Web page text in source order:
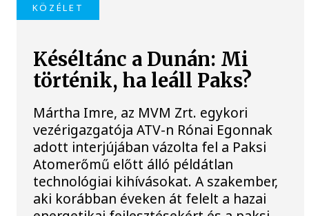
KÖZÉLET
Késéltánc a Dunán: Mi
történik, ha leáll Paks?
Mártha Imre, az MVM Zrt. egykori
vezérigazgatója ATV-n Rónai Egonnak
adott interjújában vázolta fel a Paksi
Atomerőmű előtt álló példátlan
technológiai kihívásokat. A szakember,
aki korábban éveken át felelt a hazai